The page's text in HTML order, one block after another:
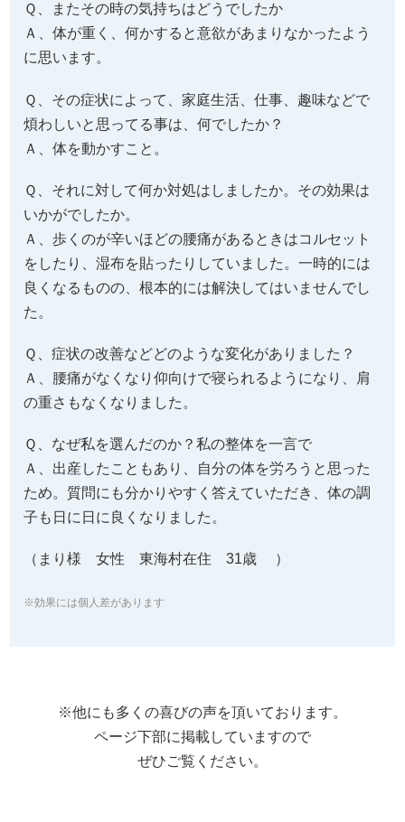
Ｑ、またその時の気持ちはどうでしたか
Ａ、体が重く、何かすると意欲があまりなかったよう
に思います。
Ｑ、その症状によって、家庭生活、仕事、趣味などで
煩わしいと思ってる事は、何でしたか？
Ａ、体を動かすこと。
Ｑ、それに対して何か対処はしましたか。その効果は
いかがでしたか。
Ａ、歩くのが辛いほどの腰痛があるときはコルセット
をしたり、湿布を貼ったりしていました。一時的には
良くなるものの、根本的には解決してはいませんでし
た。
Ｑ、症状の改善などどのような変化がありました？
Ａ、腰痛がなくなり仰向けで寝られるようになり、肩
の重さもなくなりました。
Ｑ、なぜ私を選んだのか？私の整体を一言で
Ａ、出産したこともあり、自分の体を労ろうと思った
ため。質問にも分かりやすく答えていただき、体の調
子も日に日に良くなりました。
（まり様 女性 東海村在住 31歳 ）
※効果には個人差があります
※他にも多くの喜びの声を頂いております。
ページ下部に掲載していますので
ぜひご覧ください。